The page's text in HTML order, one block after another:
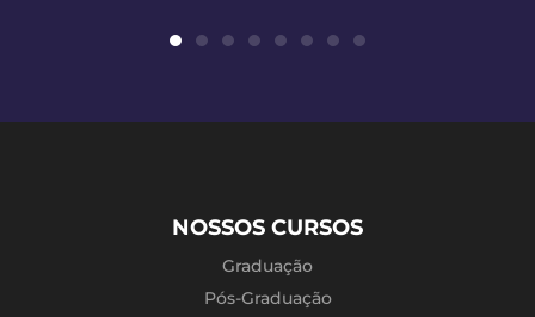
NOSSOS CURSOS
Graduação
Pós-Graduação